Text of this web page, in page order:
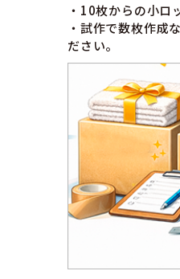
・10枚からの小ロ
・試作で数枚作成
ださい。